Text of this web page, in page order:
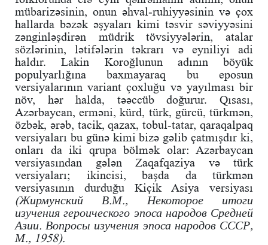
mübarizəsinin, onun əhval-ruhiyyəsinin və çox
hallarda bəzək əşyaları kimi təsvir səviyyəsini
zənginləşdirən müdrik tövsiyyələrin, atalar
sözlərinin, lətifələrin təkrarı və eyniliyi adi
haldır. Lakin Koroğlunun adının böyük
populyarlığına baxmayaraq bu eposun
versiyalarının variant çoxluğu və yayılması bir
növ, hər halda, təəccüb doğurur. Qısası,
Azərbaycan, erməni, kürd, türk, gürcü, türkmən,
özbək, ərəb, tacik, qazax, tobul-tatar, qaraqalpaq
versiyaları bu günə kimi bizə gəlib çatmışdır ki,
onları da iki qrupa bölmək olar: Azərbaycan
versiyasından gələn Zaqafqaziya və türk
versiyaları; ikincisi, başda da türkmən
versiyasının durduğu Kiçik Asiya versiyası
(Жирмунский В.М., Некоторое итоги
изучения героического эпоса народов Средней
Азии. Вопросы изучения эпоса народов СССР,
М., 1958).